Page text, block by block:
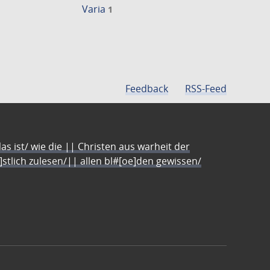
Varia 1
Feedback RSS-Feed
ist/ wie die || Christen aus warheit der
zulesen/|| allen bl#[oe]den gewissen/